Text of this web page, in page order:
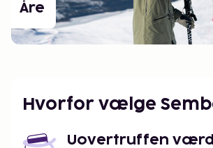
Åre
Hvorfor vælge
Uovertruffen